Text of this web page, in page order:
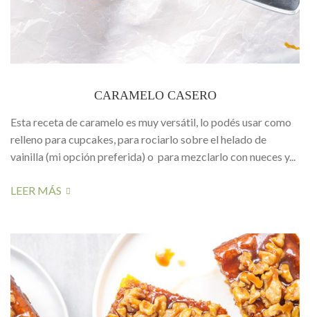
CARAMELO CASERO
Esta receta de caramelo es muy versátil, lo podés usar como
relleno para cupcakes, para rociarlo sobre el helado de
vainilla (mi opción preferida) o para mezclarlo con nueces y...
LEER MÁS